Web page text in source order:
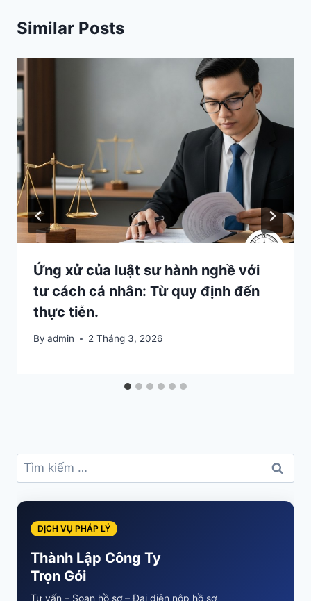
Similar Posts
Ứng xử của luật sư hành nghề với
tư cách cá nhân: Từ quy định đến
thực tiễn.
By admin 2 Tháng 3, 2026
Tìm
kiếm
cho:
DỊCH VỤ PHÁP LÝ
Thành Lập Công Ty
Trọn Gói
Tư vấn – Soạn hồ sơ – Đại diện nộp hồ sơ